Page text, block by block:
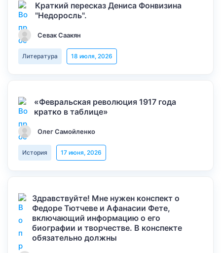
Краткий пересказ Дениса Фонвизина
"Недоросль".
Севак Саакян
Литература 18 июля, 2026
«Февральская революция 1917 года
кратко в таблице»
Олег Самойленко
История 17 июня, 2026
Здравствуйте! Мне нужен конспект о
Федоре Тютчеве и Афанасии Фете,
включающий информацию о его
биографии и творчестве. В конспекте
обязательно должны